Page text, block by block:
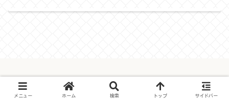
© 2025 もるぺこままのおうちじかんブログ.
メニュー ホーム 検索 トップ サイドバー